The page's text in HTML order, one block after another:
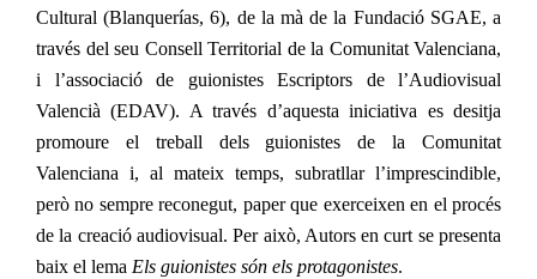
Cultural (Blanquerías, 6), de la mà de la Fundació SGAE, a
través del seu Consell Territorial de la Comunitat Valenciana,
i l’associació de guionistes Escriptors de l’Audiovisual
Valencià (EDAV). A través d’aquesta iniciativa es desitja
promoure el treball dels guionistes de la Comunitat
Valenciana i, al mateix temps, subratllar l’imprescindible,
però no sempre reconegut, paper que exerceixen en el procés
de la creació audiovisual. Per això, Autors en curt se presenta
baix el lema Els guionistes són els protagonistes.